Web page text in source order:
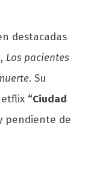
destacadas
, Los pacientes
. Su
“Ciudad
pendiente de